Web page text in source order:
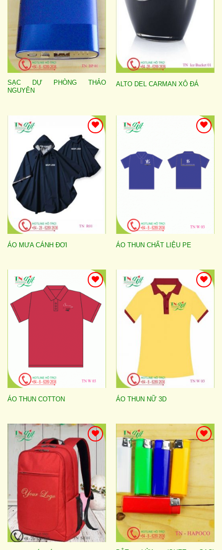
SẠC DỰ PHÒNG THẢO
NGUYÊN
ALTO DEL CARMAN XÔ ĐÁ
Add to
wishlist
ÁO MƯA CÁNH ĐƠI
wishlist
ÁO THUN CHẤT LIỆU PE
Add to
wishlist
ÁO THUN COTTON
Add to
wishlist
ÁO THUN NỮ 3D
Add to
wishlist
Add to
wishlist